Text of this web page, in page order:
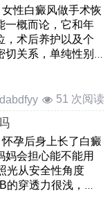
女性白癜风做手术恢
一概而论，它和年
，术后养护以及个
切关系，单纯性别
51 次阅读
怀孕后身上长了白癜
妈会担心能不能用
光从安全性角度
的穿透力很浅，只